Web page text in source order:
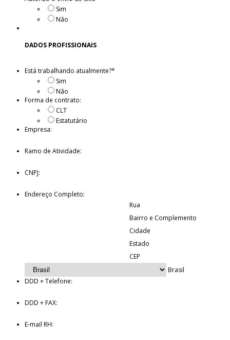
Sim
Não
DADOS PROFISSIONAIS
Está trabalhando atualmente?*
Sim
Não
Forma de contrato:
CLT
Estatutário
Empresa:
Ramo de Atividade:
CNPJ:
Endereço Completo:
Rua
Bairro e Complemento
Cidade
Estado
CEP
Brasil
DDD + Telefone:
DDD + FAX:
E-mail RH: